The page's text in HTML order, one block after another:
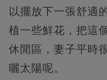
以擺放下一張舒適
植一些鮮花，把這
休閒區，妻子平時
曬太陽呢。